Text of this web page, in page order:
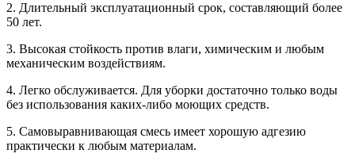
2. Длительный эксплуатационный срок, составляющий более
50 лет.
3. Высокая стойкость против влаги, химическим и любым
механическим воздействиям.
4. Легко обслуживается. Для уборки достаточно только воды
без использования каких-либо моющих средств.
5. Самовыравнивающая смесь имеет хорошую адгезию
практически к любым материалам.